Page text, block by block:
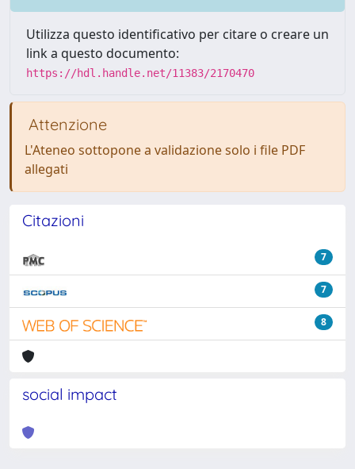
Utilizza questo identificativo per citare o creare un
link a questo documento:
https://hdl.handle.net/11383/2170470
Attenzione
L'Ateneo sottopone a validazione solo i file PDF
allegati
Citazioni
7
7
8
social impact